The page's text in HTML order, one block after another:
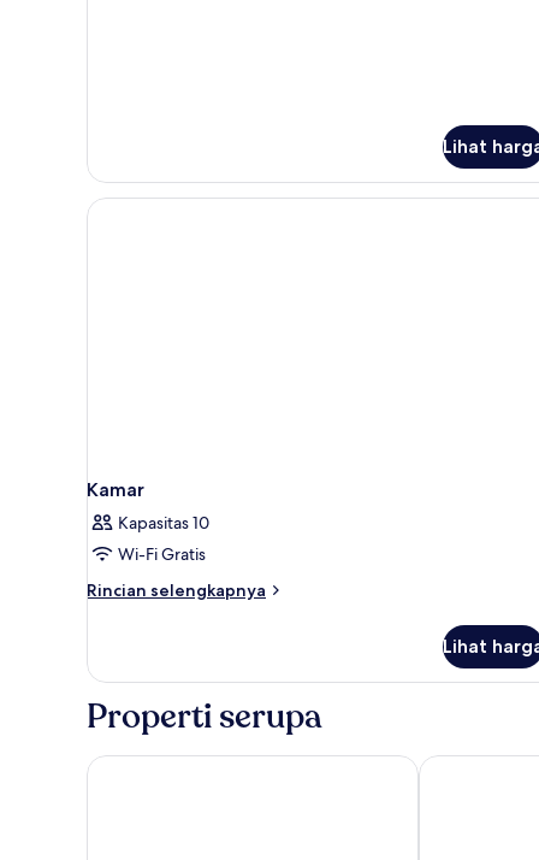
Lihat
Kamar
Kapasitas 10
Wi-Fi Gratis
Rincian selengkapnya
Rincian
Kamar
Lihat
Properti serupa
Travelodge Hotel Auckland Wynyard QuarterHoliday Inn